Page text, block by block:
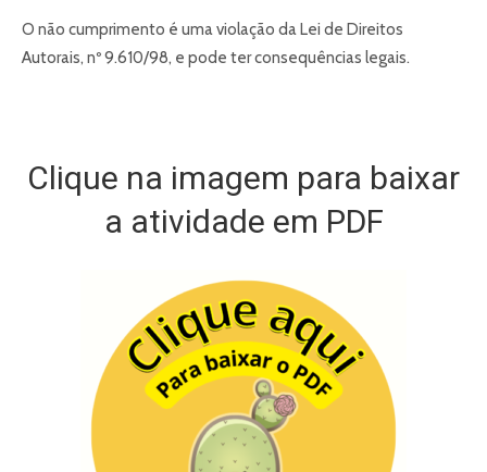
O não cumprimento é uma violação da Lei de Direitos
Autorais, nº 9.610/98, e pode ter consequências legais.
Clique na imagem para baixar
a atividade em PDF